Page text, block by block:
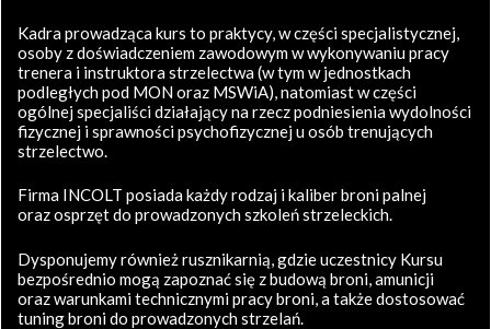
Kadra prowadząca kurs to praktycy, w części specjalistycznej,
osoby z doświadczeniem zawodowym w wykonywaniu pracy
trenera i instruktora strzelectwa (w tym w jednostkach
podległych pod MON oraz MSWiA), natomiast w części
ogólnej specjaliści działający na rzecz podniesienia wydolności
fizycznej i sprawności psychofizycznej u osób trenujących
strzelectwo.
Firma INCOLT posiada każdy rodzaj i kaliber broni palnej
oraz osprzęt do prowadzonych szkoleń strzeleckich.
Dysponujemy również rusznikarnią, gdzie uczestnicy Kursu
bezpośrednio mogą zapoznać się z budową broni, amunicji
oraz warunkami technicznymi pracy broni, a także dostosować
tuning broni do prowadzonych strzelań.